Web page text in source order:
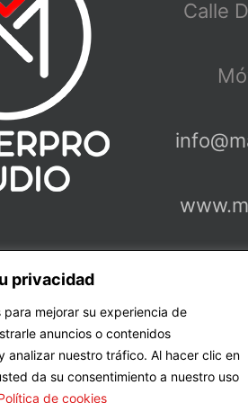
privacidad
para mejorar su experiencia de
anuncios o contenidos
analizar nuestro tráfico. Al hacer clic en
da su consentimiento a nuestro uso
de cookies
Calle